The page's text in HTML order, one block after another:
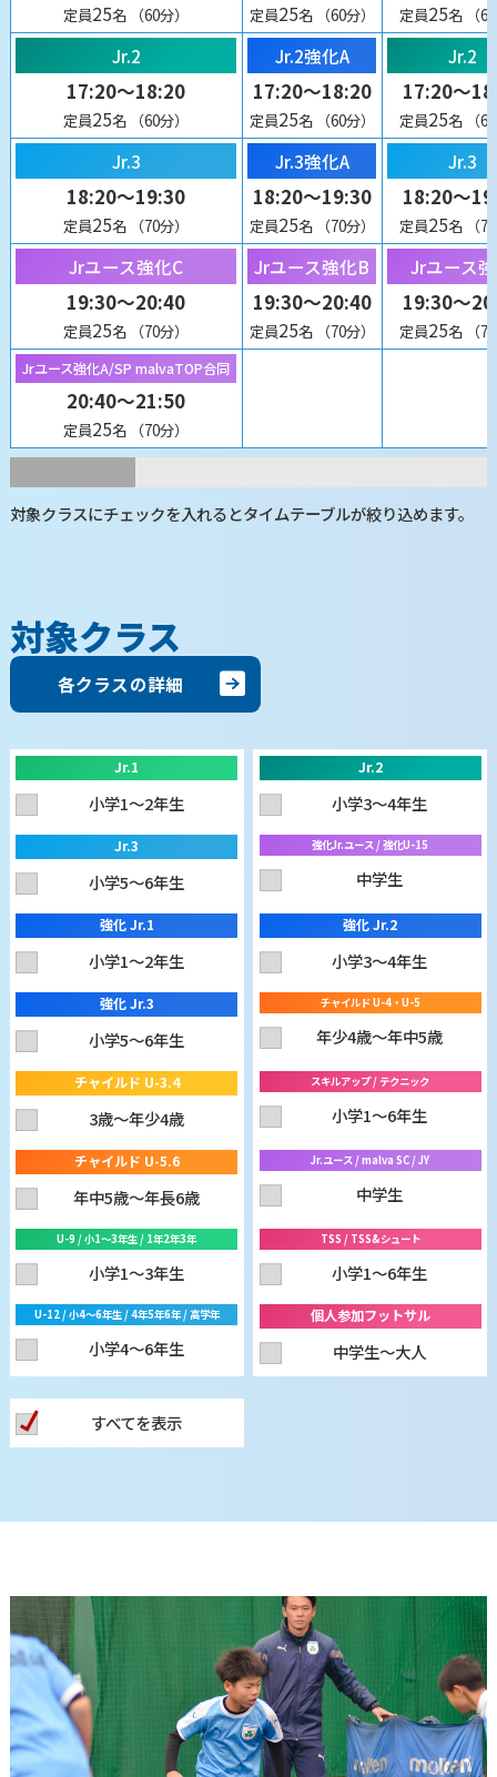
定員25名 （60分） 定員25名 （60分） 定員25名 （
Jr.2
17:20～18:20
定員25名 （60分）
Jr.2強化A
17:20～18:20
定員25名 （60分）
Jr.2
17:20～
定員25名 （
Jr.3
18:20～19:30
定員25名 （70分）
Jr.3強化A
18:20～19:30
定員25名 （70分）
Jr.3
18:20～
定員25名 （
Jrユース強化C
19:30～20:40
定員25名 （70分）
Jrユース強化B
19:30～20:40
定員25名 （70分）
Jrユース
19:30～
定員25名 （
Jrユース強化A/SP malvaTOP合同
20:40～21:50
定員25名 （70分）
対象クラスにチェックを入れるとタイムテーブルが絞り込めます。
対象クラス
各クラスの詳細
Jr.1
小学1〜2年生
Jr.2
小学3〜4年生
Jr.3
小学5〜6年生
強化Jr.ユース / 強化U-15
中学生
強化 Jr.1
小学1〜2年生
強化 Jr.2
小学3〜4年生
強化 Jr.3
小学5〜6年生
チャイルド U-4・U-5
年少4歳〜年中5歳
チャイルド U-3.4
3歳〜年少4歳
スキルアップ / テクニック
小学1〜6年生
チャイルド U-5.6
年中5歳〜年長6歳
Jr.ユース / malva SC / JY
中学生
U-9 / 小1〜3年生 / 1年2年3年
小学1〜3年生
TSS / TSS&シュート
小学1〜6年生
U-12 / 小4〜6年生 / 4年5年6年 / 高学年
小学4〜6年生
個人参加フットサル
中学生〜大人
すべてを表示